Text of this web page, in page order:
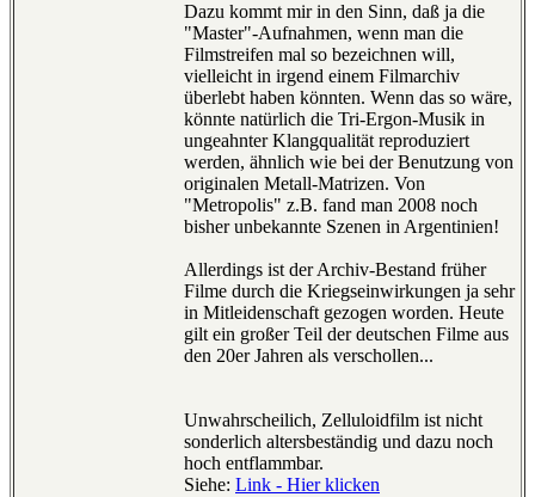
Dazu kommt mir in den Sinn, daß ja die
"Master"-Aufnahmen, wenn man die
Filmstreifen mal so bezeichnen will,
vielleicht in irgend einem Filmarchiv
überlebt haben könnten. Wenn das so wäre,
könnte natürlich die Tri-Ergon-Musik in
ungeahnter Klangqualität reproduziert
werden, ähnlich wie bei der Benutzung von
originalen Metall-Matrizen. Von
"Metropolis" z.B. fand man 2008 noch
bisher unbekannte Szenen in Argentinien!
Allerdings ist der Archiv-Bestand früher
Filme durch die Kriegseinwirkungen ja sehr
in Mitleidenschaft gezogen worden. Heute
gilt ein großer Teil der deutschen Filme aus
den 20er Jahren als verschollen...
Unwahrscheilich, Zelluloidfilm ist nicht
sonderlich altersbeständig und dazu noch
hoch entflammbar.
Siehe: Link - Hier klicken